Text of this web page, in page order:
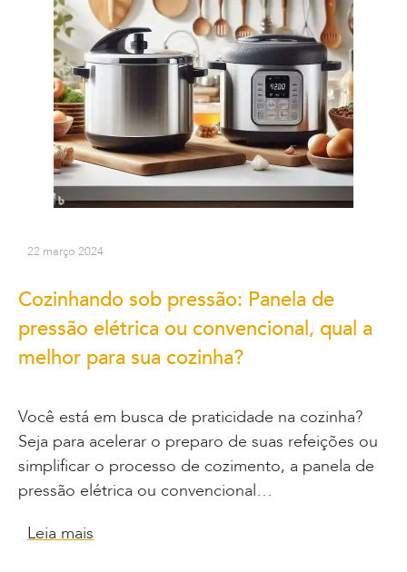
22 março 2024
Cozinhando sob pressão: Panela de
pressão elétrica ou convencional, qual a
melhor para sua cozinha?
Você está em busca de praticidade na cozinha?
Seja para acelerar o preparo de suas refeições ou
simplificar o processo de cozimento, a panela de
pressão elétrica ou convencional…
Leia mais